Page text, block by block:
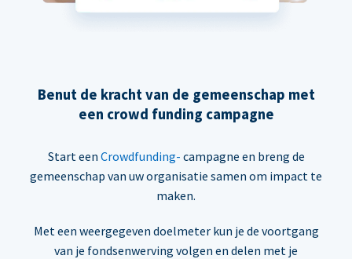
Benut de kracht van de gemeenschap met
een crowd funding campagne
Start een Crowdfunding- campagne en breng de
gemeenschap van uw organisatie samen om impact te
maken.
Met een weergegeven doelmeter kun je de voortgang
van je fondsenwerving volgen en delen met je